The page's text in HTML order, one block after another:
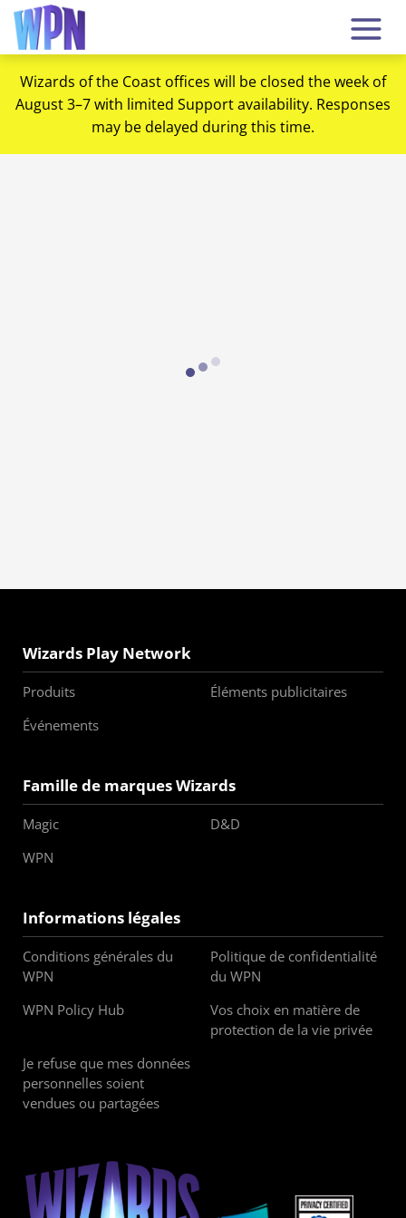
Wizards of the Coast offices will be closed the week of
August 3–7 with limited Support availability. Responses
may be delayed during this time.
Loading...
Wizards Play Network
Produits
Éléments publicitaires
Événements
Famille de marques Wizards
Magic
D&D
WPN
Informations légales
Conditions générales du
WPN
Politique de confidentialité
du WPN
WPN Policy Hub
Vos choix en matière de
protection de la vie privée
Je refuse que mes données
personnelles soient
vendues ou partagées